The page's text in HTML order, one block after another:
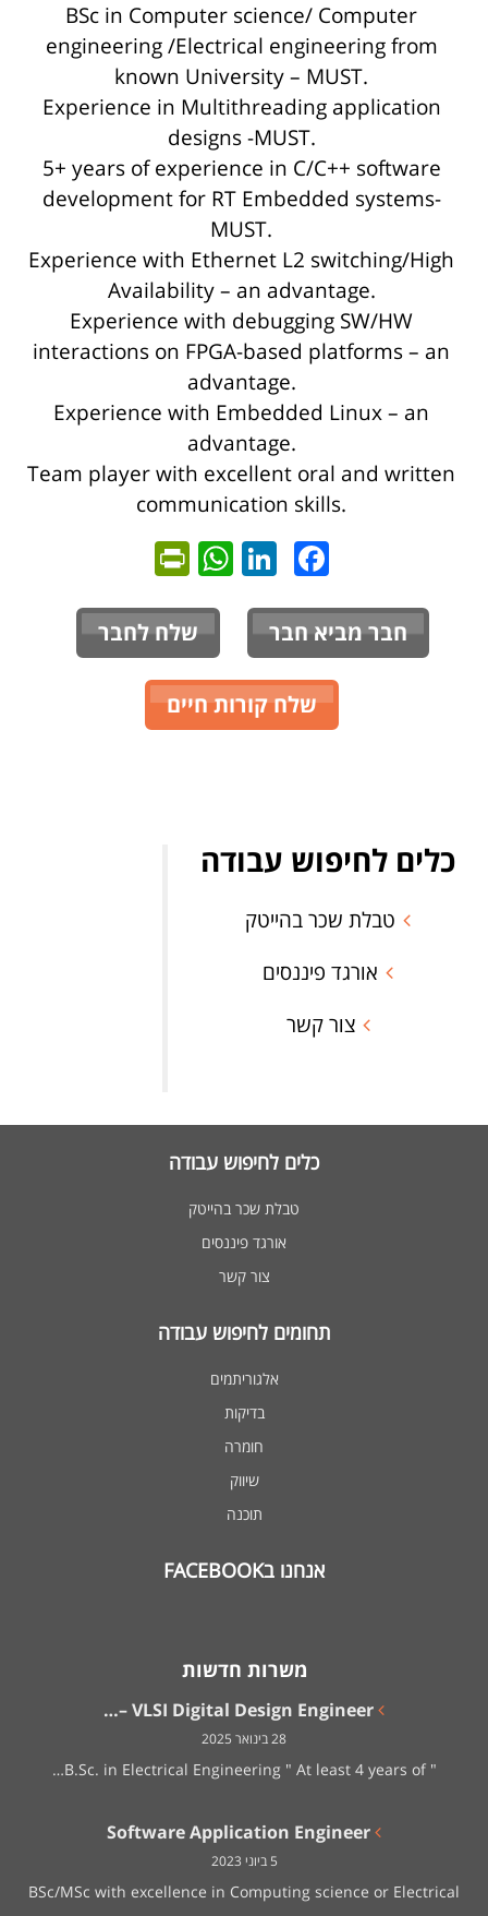
BSc in Computer science/ Computer
engineering /Electrical engineering from
known University – MUST.
Experience in Multithreading application
designs -MUST.
5+ years of experience in C/C++ software
development for RT Embedded systems-
MUST.
Experience with Ethernet L2 switching/High
Availability – an advantage.
Experience with debugging SW/HW
interactions on FPGA-based platforms – an
advantage.
Experience with Embedded Linux – an
advantage.
Team player with excellent oral and written
communication skills.
Facebook
LinkedIn
WhatsApp
חבר מביא חבר שלח לחבר
שלח קורות חיים
כלים לחיפוש עבודה
טבלת שכר בהייטק
אורגד פיננסים
צור קשר
כלים לחיפוש עבודה
טבלת שכר בהייטק
אורגד פיננסים
צור קשר
תחומים לחיפוש עבודה
אלגוריתמים
בדיקות
חומרה
שיווק
תוכנה
אנחנו בFACEBOOK
משרות חדשות
VLSI Digital Design Engineer –…
28 בינואר 2025
" B.Sc. in Electrical Engineering " At least 4 years of…
Software Application Engineer
5 ביוני 2023
BSc/MSc with excellence in Computing science or Electrical